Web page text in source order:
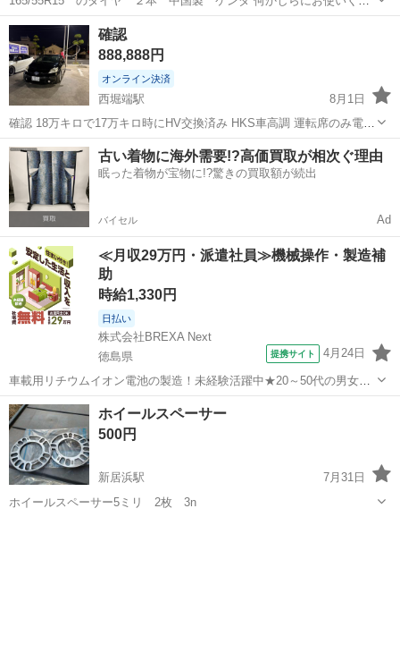
さい。 半分以上は溝残ってます 実働車はずしてますが一応ジャンクで
す。
愛媛 大洲市 伊予大洲駅
確認
888,888円
オンライン決済
西堀端駅
8月1日
確認 18万キロで17万キロ時にHV交換済み HKS車高調 運転席のみ電動
シート 皮シート 車検来年7月までです 車高調 デイライト ウインカ
ー付き フォグ四色切り替え gパッケージ純正ナビ「BTつき」 足元LED
アリ...
愛媛 松山市 西堀端駅 タイヤ、ホイール
古い着物に海外需要!?高価買取が相次ぐ理由
眠った着物が宝物に!?驚きの買取額が続出
バイセル Ad
≪月収29万円・派遣社員≫機械操作・製造補
助
時給1,330円
日払い
株式会社BREXA Next
徳島県
提携サイト 4月24日
車載用リチウムイオン電池の製造！未経験活躍中★20～50代の男女活
躍中！寮費無料★備品付き1R寮完備！自宅からマイカー通勤OK！無料
駐車場完備◎正社員登用制度あり！《徳島県板野郡松茂町》 人気の工
場のお仕事 ◇車載用リチウ...
徳島 その他
ホイールスペーサー
500円
新居浜駅
7月31日
ホイールスペーサー5ミリ 2枚 3n